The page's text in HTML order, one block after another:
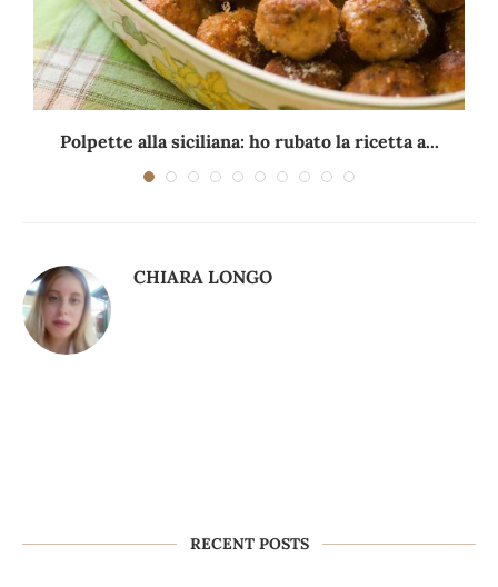
Polpette alla siciliana: ho rubato la ricetta a...
CHIARA LONGO
RECENT POSTS